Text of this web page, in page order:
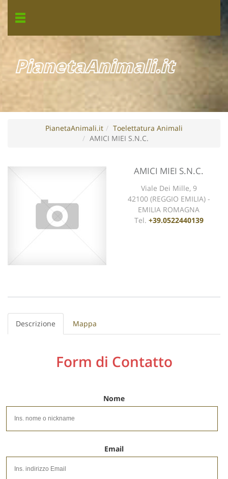
PianetaAnimali.it
PianetaAnimali.it
Toelettatura Animali
AMICI MIEI S.N.C.
AMICI MIEI S.N.C.
Viale Dei Mille, 9
42100 (REGGIO EMILIA) -
EMILIA ROMAGNA
Tel. +39.0522440139
Descrizione Mappa
Form di Contatto
Nome
Email